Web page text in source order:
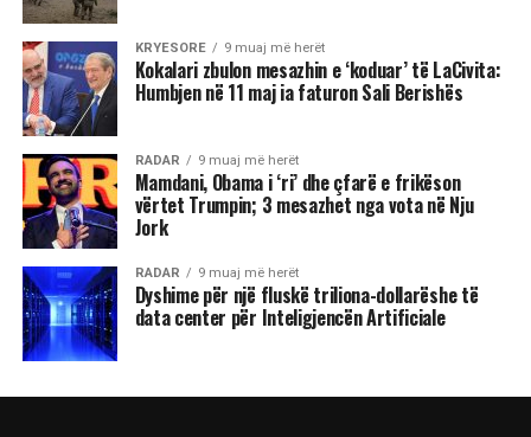
KRYESORE 9 muaj më herët
Kokalari zbulon mesazhin e ‘koduar’ të LaCivita:
Humbjen në 11 maj ia faturon Sali Berishës
RADAR 9 muaj më herët
Mamdani, Obama i ‘ri’ dhe çfarë e frikëson
vërtet Trumpin; 3 mesazhet nga vota në Nju
Jork
RADAR 9 muaj më herët
Dyshime për një fluskë triliona-dollarëshe të
data center për Inteligjencën Artificiale